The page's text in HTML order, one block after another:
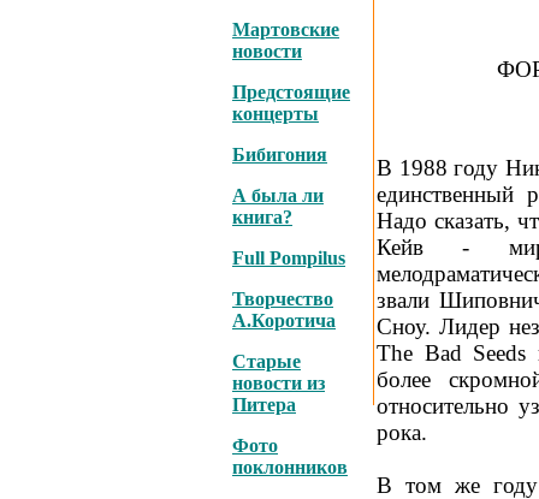
Мартовские
новости
Предстоящие
концерты
Бибигония
А была ли
книга?
Full Pompilus
Творчество
А.Коротича
Старые
новости из
Питера
Фото
поклонников
В 1988 году
единственный
Надо сказать,
Кейв -
звали
Сноу. Лидер
The Bad Seeds
более
относительно
рока.
В том же году